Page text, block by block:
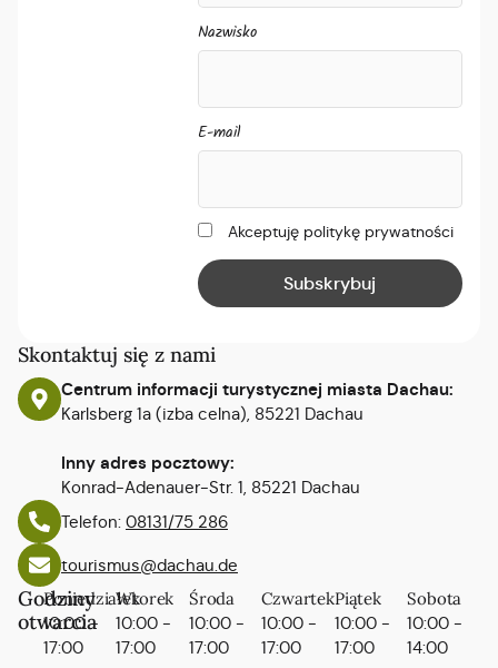
Skontaktuj się z nami
Centrum informacji turystycznej miasta Dachau:
Karlsberg 1a (izba celna), 85221 Dachau
Inny adres pocztowy:
Konrad-Adenauer-Str. 1, 85221 Dachau
Telefon: 08131/75 286
tourismus@dachau.de
Godziny
otwarcia
Poniedziałek
10:00 -
17:00
Wtorek
10:00 -
17:00
Środa
10:00 -
17:00
Czwartek
10:00 -
17:00
Piątek
10:00 -
17:00
Sobota
10:00 -
14:00
Nazwisko
E-mail
Akceptuję politykę prywatności